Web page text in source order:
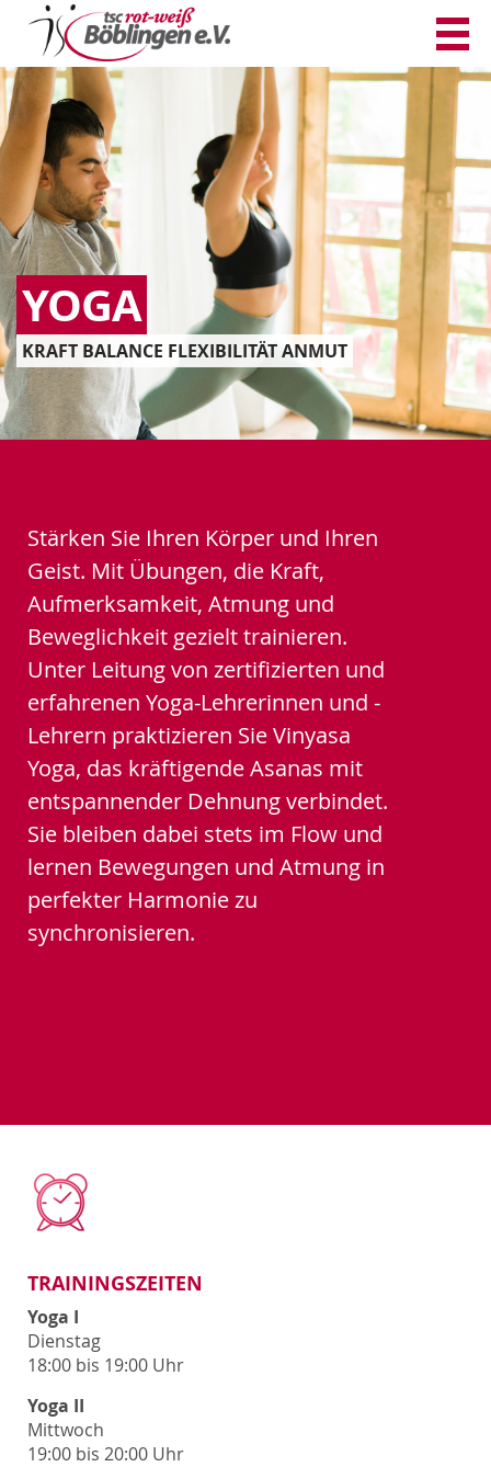
YOGA
KRAFT BALANCE FLEXIBILITÄT ANMUT
Stärken Sie Ihren Körper und Ihren
Geist. Mit Übungen, die Kraft,
Aufmerksamkeit, Atmung und
Beweglichkeit gezielt trainieren.
Unter Leitung von zertifizierten und
erfahrenen Yoga-Lehrerinnen und -
Lehrern praktizieren Sie Vinyasa
Yoga, das kräftigende Asanas mit
entspannender Dehnung verbindet.
Sie bleiben dabei stets im Flow und
lernen Bewegungen und Atmung in
perfekter Harmonie zu
synchronisieren.
TRAININGSZEITEN
Yoga I
Dienstag
18:00 bis 19:00 Uhr
Yoga II
Mittwoch
19:00 bis 20:00 Uhr